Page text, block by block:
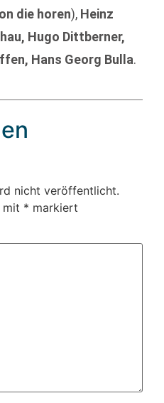
die horen), Heinz
Hugo Dittberner,
Hans Georg Bulla.
nicht veröffentlicht.
mit * markiert